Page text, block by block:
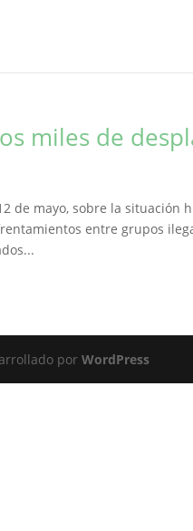
miles de
de mayo, sobre la
entre grupos
porWordPress